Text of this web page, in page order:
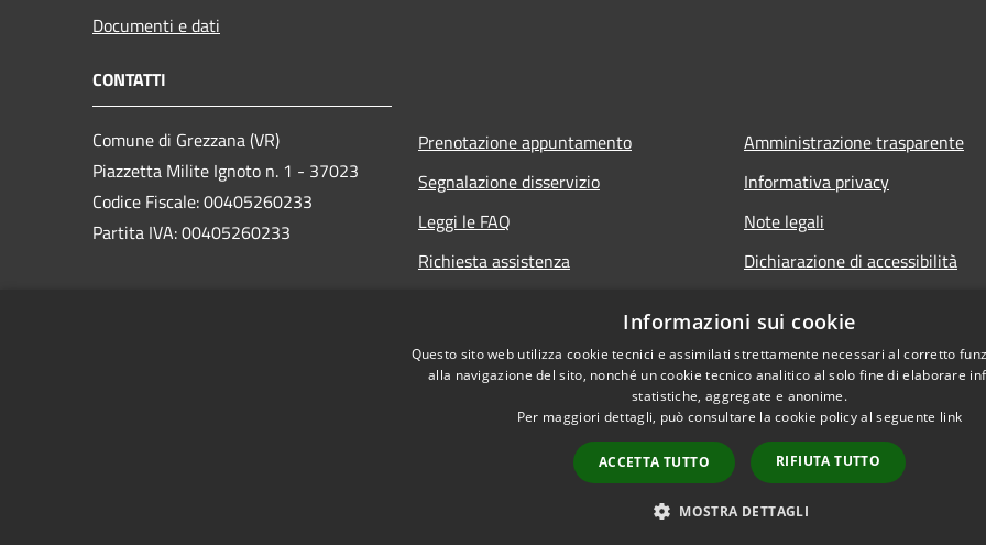
Documenti e dati
CONTATTI
Comune di Grezzana (VR)
Piazzetta Milite Ignoto n. 1 - 37023
Codice Fiscale: 00405260233
Partita IVA: 00405260233
Prenotazione appuntamento
Segnalazione disservizio
Leggi le FAQ
Richiesta assistenza
Amministrazione trasparente
Informativa privacy
Note legali
Dichiarazione di accessibilità
Copyright © 2026 • Comune
Informazioni sui cookie
Questo sito web utilizza cookie tecnici e assimilati strettamente necessari al corretto
alla navigazione del sito, nonché un cookie tecnico analitico al solo fine di elaborare
statistiche, aggregate e anonime.
Per maggiori dettagli, può consultare la cookie policy al seguente link
ACCETTA TUTTO RIFIUTA TUTTO
MOSTRA DETTAGLI